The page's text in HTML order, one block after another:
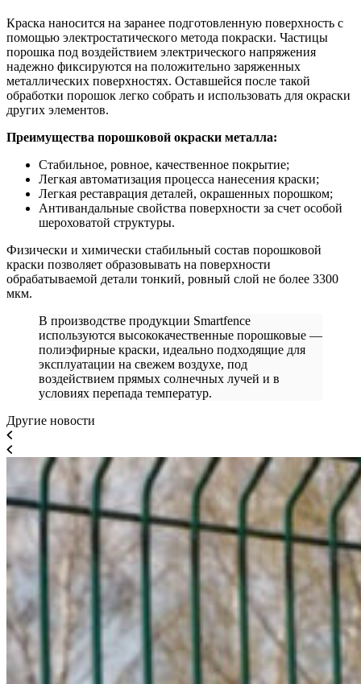
Краска наносится на заранее подготовленную поверхность с
помощью электростатического метода покраски. Частицы
порошка под воздействием электрического напряжения
надежно фиксируются на положительно заряженных
металлических поверхностях. Оставшейся после такой
обработки порошок легко собрать и использовать для окраски
других элементов.
Преимущества порошковой окраски металла:
Стабильное, ровное, качественное покрытие;
Легкая автоматизация процесса нанесения краски;
Легкая реставрация деталей, окрашенных порошком;
Антивандальные свойства поверхности за счет особой
шероховатой структуры.
Физически и химически стабильный состав порошковой
краски позволяет образовывать на поверхности
обрабатываемой детали тонкий, ровный слой не более 3300
мкм.
В производстве продукции Smartfence
используются высококачественные порошковые —
полиэфирные краски, идеально подходящие для
эксплуатации на свежем воздухе, под
воздействием прямых солнечных лучей и в
условиях перепада температур.
Другие новости